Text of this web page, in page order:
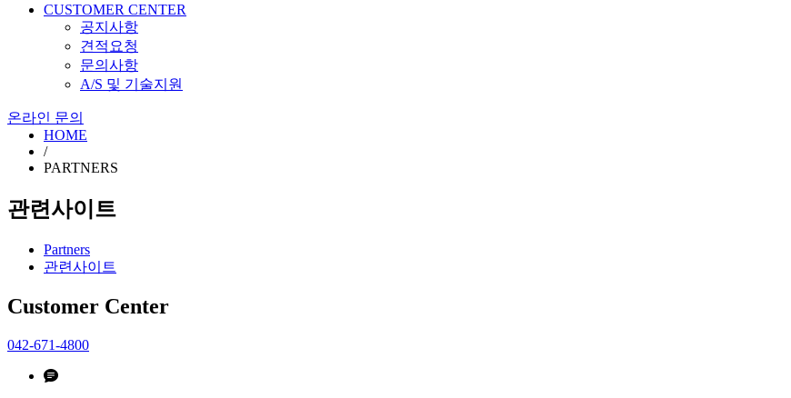
CUSTOMER CENTER
공지사항
견적요청
문의사항
A/S 및 기술지원
온라인 문의
HOME
/
PARTNERS
관련사이트
Partners
관련사이트
Customer Center
042-671-4800